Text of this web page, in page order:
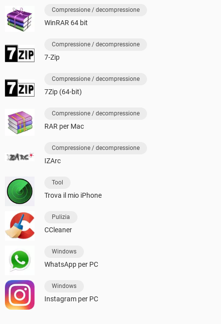
Compressione / decompressione
WinRAR 64 bit
Compressione / decompressione
7-Zip
Compressione / decompressione
7Zip (64-bit)
Compressione / decompressione
RAR per Mac
Compressione / decompressione
IZArc
Tool
Trova il mio iPhone
Pulizia
CCleaner
Windows
WhatsApp per PC
Windows
Instagram per PC